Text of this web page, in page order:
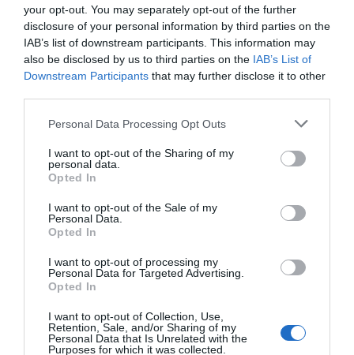
your opt-out. You may separately opt-out of the further
disclosure of your personal information by third parties on the
IAB’s list of downstream participants. This information may
also be disclosed by us to third parties on the IAB’s List of
Downstream Participants that may further disclose it to other
Personal Data Processing Opt Outs
I want to opt-out of the Sharing of my
personal data.
Opted In
I want to opt-out of the Sale of my
Personal Data.
Opted In
I want to opt-out of processing my
Personal Data for Targeted Advertising.
Opted In
I want to opt-out of Collection, Use,
Retention, Sale, and/or Sharing of my
Personal Data that Is Unrelated with the
Purposes for which it was collected.
Szukasz przygód na
Zanzibarze?
Przygotuj się na niezapomniane
nurkowanie i odkryj niesamowity świat
podwodny Zanzibaru z naszymi
ekspertami.
Dowiedz się więcej